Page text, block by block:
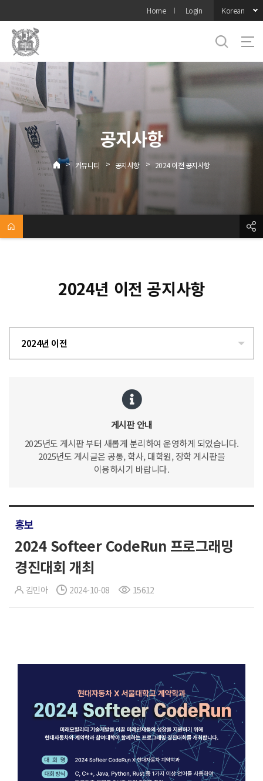
메뉴
Home Login Korean
공지사항
> 커뮤니티 > 공지사항 > 2024 이전 공지사항
2024년 이전 공지사항
2024년 이전
게시판 안내
2025년도 게시판 부터 새롭게 분리하여 운영하게 되었습니다.
2025년도 게시글은 공통, 학사, 대학원, 장학 게시판을
이용하시기 바랍니다.
홍보
2024 Softeer CodeRun 프로그래밍
경진대회 개최
김민아 2024-10-08 15612